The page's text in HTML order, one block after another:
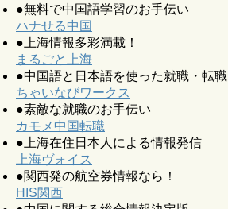
●無料で中国語学習のお手伝い
ハナせる中国
●上海情報多彩満載！
まるごと上海
●中国語と日本語を使った就職・転職
ちゃいなびワークス
●素敵な就職のお手伝い
カモメ中国転職
●上海在住日本人による情報発信
上海ヴォイス
●関西発の航空券情報なら！
HIS関西